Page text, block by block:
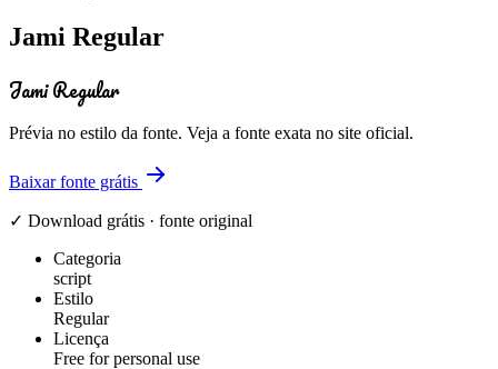
Jami Regular
Jami Regular
Prévia no estilo da fonte. Veja a fonte exata no site oficial.
Baixar fonte grátis
✓ Download grátis · fonte original
Categoria
script
Estilo
Regular
Licença
Free for personal use